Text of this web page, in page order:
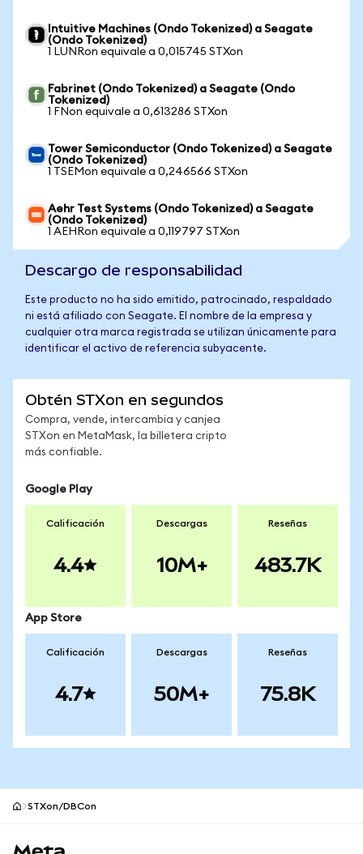
Intuitive Machines (Ondo Tokenized) a Seagate
(Ondo Tokenized)
1 LUNRon equivale a 0,015745 STXon
Fabrinet (Ondo Tokenized) a Seagate (Ondo
Tokenized)
1 FNon equivale a 0,613286 STXon
Tower Semiconductor (Ondo Tokenized) a Seagate
(Ondo Tokenized)
1 TSEMon equivale a 0,246566 STXon
Aehr Test Systems (Ondo Tokenized) a Seagate
(Ondo Tokenized)
1 AEHRon equivale a 0,119797 STXon
Descargo de responsabilidad
Este producto no ha sido emitido, patrocinado, respaldado
ni está afiliado con Seagate. El nombre de la empresa y
cualquier otra marca registrada se utilizan únicamente para
identificar el activo de referencia subyacente.
Obtén STXon en segundos
Compra, vende, intercambia y canjea
STXon en MetaMask, la billetera cripto
más confiable.
Google Play
Calificación
4.4
Descargas
10M+
Reseñas
483.7K
App Store
Calificación
4.7
Descargas
50M+
Reseñas
75.8K
STXon/DBCon